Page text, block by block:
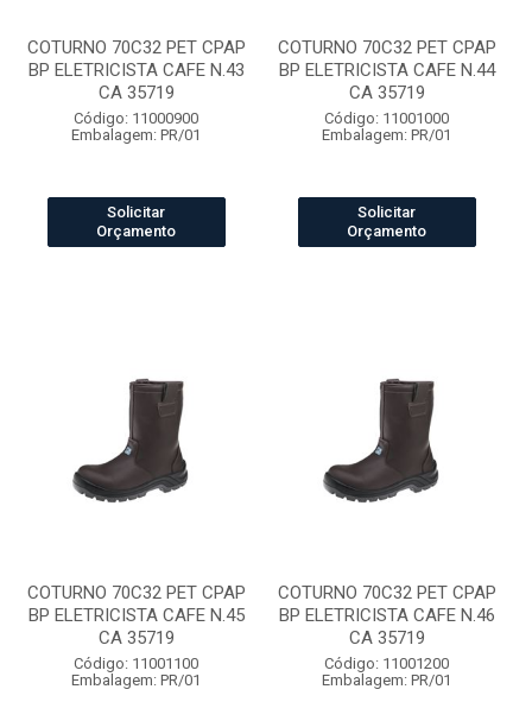
COTURNO 70C32 PET CPAP
BP ELETRICISTA CAFE N.43
CA 35719
Código: 11000900
Embalagem: PR/01
Solicitar
Orçamento
COTURNO 70C32 PET CPAP
BP ELETRICISTA CAFE N.44
CA 35719
Código: 11001000
Embalagem: PR/01
Solicitar
Orçamento
COTURNO 70C32 PET CPAP
BP ELETRICISTA CAFE N.45
CA 35719
Código: 11001100
Embalagem: PR/01
COTURNO 70C32 PET CPAP
BP ELETRICISTA CAFE N.46
CA 35719
Código: 11001200
Embalagem: PR/01